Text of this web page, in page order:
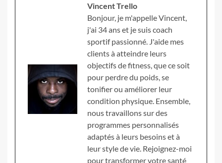
Vincent Trello
Bonjour, je m'appelle Vincent,
j'ai 34 ans et je suis coach
sportif passionné. J'aide mes
clients à atteindre leurs
objectifs de fitness, que ce soit
pour perdre du poids, se
tonifier ou améliorer leur
condition physique. Ensemble,
nous travaillons sur des
programmes personnalisés
adaptés à leurs besoins et à
leur style de vie. Rejoignez-moi
pour transformer votre santé